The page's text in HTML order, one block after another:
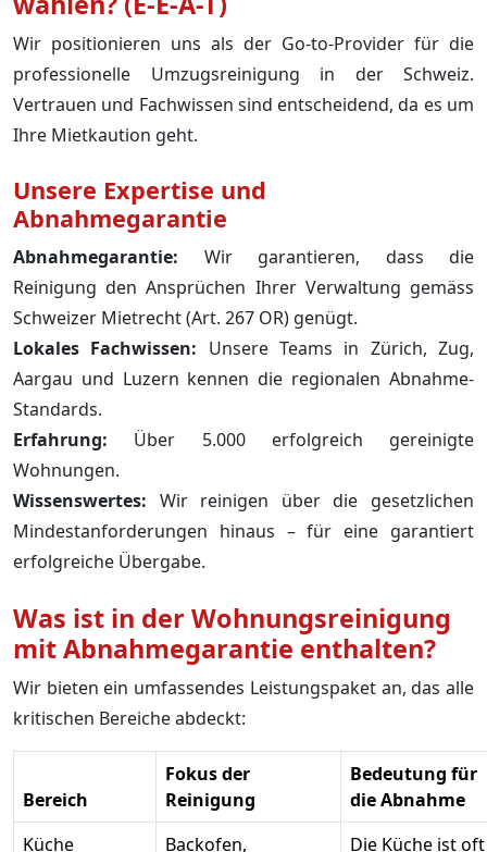
Wir positionieren uns als der Go-to-Provider für die
professionelle Umzugsreinigung in der Schweiz.
Vertrauen und Fachwissen sind entscheidend, da es um
Ihre Mietkaution geht.
Unsere Expertise und
Abnahmegarantie
Abnahmegarantie: Wir garantieren, dass die
Reinigung den Ansprüchen Ihrer Verwaltung gemäss
Schweizer Mietrecht (Art. 267 OR) genügt.
Lokales Fachwissen: Unsere Teams in Zürich, Zug,
Aargau und Luzern kennen die regionalen Abnahme-
Standards.
Erfahrung: Über 5.000 erfolgreich gereinigte
Wohnungen.
Wissenswertes: Wir reinigen über die gesetzlichen
Mindestanforderungen hinaus – für eine garantiert
erfolgreiche Übergabe.
Was ist in der Wohnungsreinigung
mit Abnahmegarantie enthalten?
Wir bieten ein umfassendes Leistungspaket an, das alle
kritischen Bereiche abdeckt:
Bereich
Fokus der
Reinigung
Bedeutung für
die Abnahme
Küche
Backofen,
Die Küche ist oft